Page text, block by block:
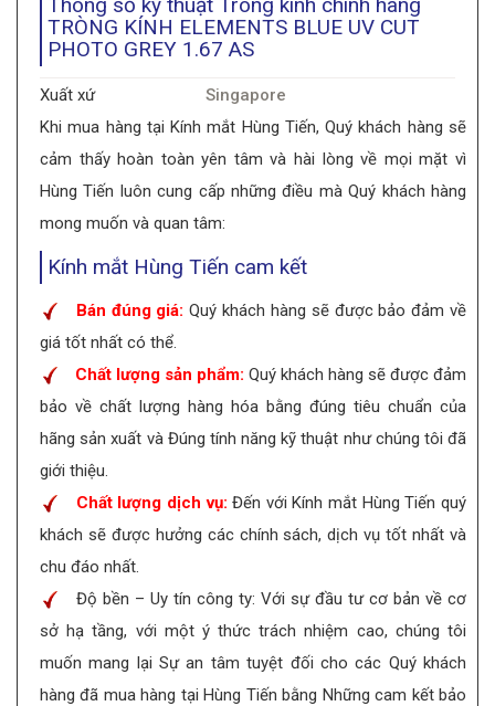
TRÒNG KÍNH ELEMENTS BLUE UV CUT
PHOTO GREY 1.67 AS
Xuất xứ
Singapore
Khi mua hàng tại Kính mắt Hùng Tiến, Quý khách hàng sẽ
cảm thấy hoàn toàn yên tâm và hài lòng về mọi mặt vì
Hùng Tiến luôn cung cấp những điều mà Quý khách hàng
mong muốn và quan tâm:
Kính mắt Hùng Tiến cam kết
Bán đúng giá: Quý khách hàng sẽ được bảo đảm về
giá tốt nhất có thể.
Chất lượng sản phẩm: Quý khách hàng sẽ được đảm
bảo về chất lượng hàng hóa bằng đúng tiêu chuẩn của
hãng sản xuất và Đúng tính năng kỹ thuật như chúng tôi đã
giới thiệu.
Chất lượng dịch vụ:Đến với Kính mắt Hùng Tiến quý
khách sẽ được hưởng các chính sách, dịch vụ tốt nhất và
chu đáo nhất.
Độ bền – Uy tín công ty: Với sự đầu tư cơ bản về cơ
sở hạ tầng, với một ý thức trách nhiệm cao, chúng tôi
muốn mang lại Sự an tâm tuyệt đối cho các Quý khách
hàng đã mua hàng tại Hùng Tiến bằng Những cam kết bảo